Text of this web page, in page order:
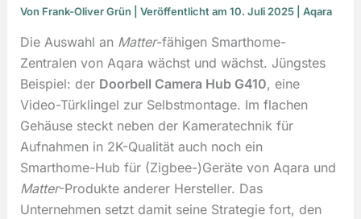
Von Frank-Oliver Grün | Veröffentlicht am 10. Juli 2025 | Aqara
Die Auswahl an Matter-fähigen Smarthome-
Zentralen von Aqara wächst und wächst. Jüngstes
Beispiel: der Doorbell Camera Hub G410, eine
Video-Türklingel zur Selbstmontage. Im flachen
Gehäuse steckt neben der Kameratechnik für
Aufnahmen in 2K-Qualität auch noch ein
Smarthome-Hub für (Zigbee-)Geräte von Aqara und
Matter-Produkte anderer Hersteller. Das
Unternehmen setzt damit seine Strategie fort, den